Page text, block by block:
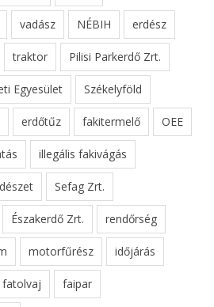
vadász NÉBIH erdész
traktor Pilisi Parkerdő Zrt.
Egyesület Székelyföld
erdőtűz fakitermelő OEE
illegális fakivágás
Sefag Zrt.
Északerdő Zrt. rendőrség
motorfűrész időjárás
fatolvaj faipar